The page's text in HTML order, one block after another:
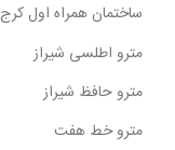
ساختمان همراه اول کرج
مترو اطلسی شیراز
مترو حافظ شیراز
مترو خط هفت